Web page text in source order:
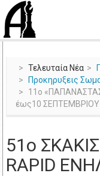
Τελευταία Νέα
Προκηρυξεις
11ο
έως10 ΣΕΠΤΕΜΒΡΙΟΥ
51o
RAPID